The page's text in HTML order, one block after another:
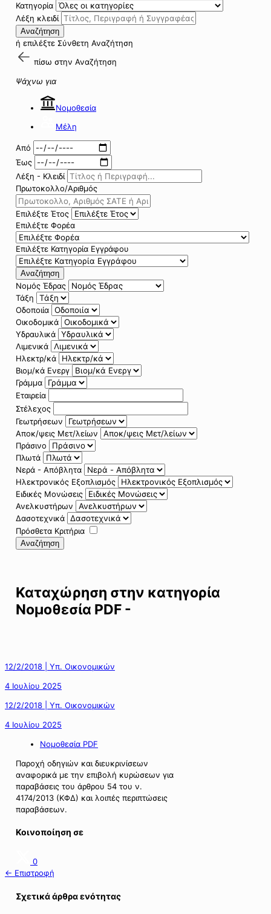
Κατηγορία
Λέξη κλειδί
Αναζήτηση
ή επιλέξτε Σύνθετη Αναζήτηση
πίσω στην Αναζήτηση
Ψάχνω για
Νομοθεσία
Μέλη
Από
Έως
Λέξη - Κλειδί
Πρωτοκολλο/Αριθμός
Επιλέξτε Έτος
Επιλέξτε Φορέα
Επιλέξτε Κατηγορία Εγγράφου
Αναζήτηση
Νομός Έδρας
Τάξη
Οδοποιία
Οικοδομικά
Υδραυλικά
Λιμενικά
Ηλεκτρ/κά
Βιομ/κά Ενεργ
Γράμμα
Εταιρεία
Στέλεχος
Γεωτρήσεων
Αποκ/ψεις Μετ/λείων
Πράσινο
Πλωτά
Νερά - Απόβλητα
Ηλεκτρονικός Εξοπλισμός
Ειδικές Μονώσεις
Ανελκυστήρων
Δασοτεχνικά
Πρόσθετα Κριτήρια
Αναζήτηση
Καταχώρηση στην κατηγορία
Νομοθεσία PDF -
12/2/2018 | Υπ. Οικονομικών
4 Ιουλίου 2025
12/2/2018 | Υπ. Οικονομικών
4 Ιουλίου 2025
Νομοθεσία PDF
Παροχή οδηγιών και διευκρινίσεων
αναφορικά με την επιβολή κυρώσεων για
παραβάσεις του άρθρου 54 του ν.
4174/2013 (ΚΦΔ) και λοιπές περιπτώσεις
παραβάσεων.
Κοινοποίηση σε
0
← Επιστροφή
Σχετικά άρθρα ενότητας